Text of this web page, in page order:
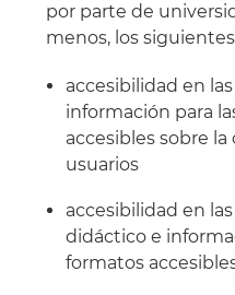
por parte de
menos, los
accesibilidad en
información para
accesibles sobre
usuarios
accesibilidad en
didáctico e
formatos